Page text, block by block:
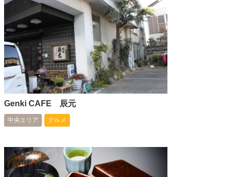
Genki CAFE 辰元
中央エリア グルメ